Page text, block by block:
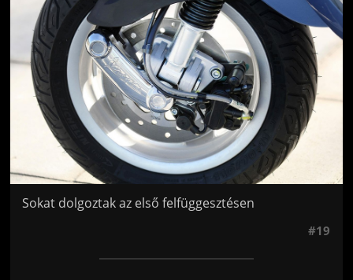
Sokat dolgoztak az első felfüggesztésen
#19